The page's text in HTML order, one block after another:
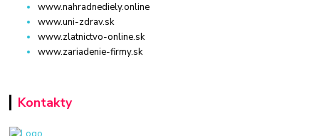
www.nahradnediely.online
www.uni-zdrav.sk
www.zlatnictvo-online.sk
www.zariadenie-firmy.sk
Kontakty